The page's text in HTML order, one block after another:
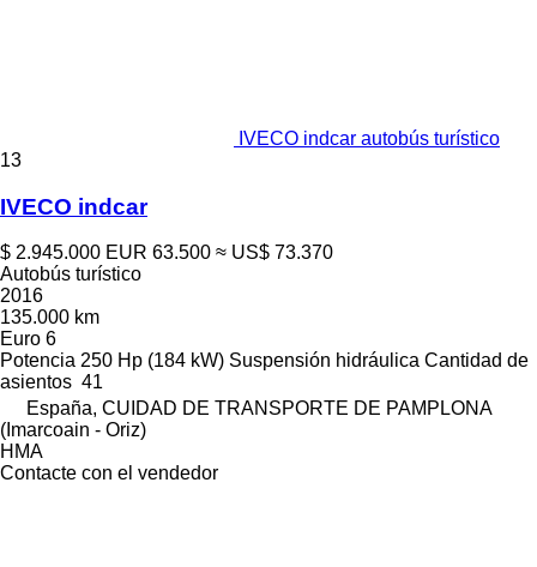
IVECO indcar autobús turístico
13
IVECO indcar
$ 2.945.000 EUR 63.500 ≈ US$ 73.370
Autobús turístico
2016
135.000 km
Euro 6
Potencia 250 Hp (184 kW) Suspensión hidráulica Cantidad de
asientos 41
España, CUIDAD DE TRANSPORTE DE PAMPLONA
(Imarcoain - Oriz)
HMA
Contacte con el vendedor